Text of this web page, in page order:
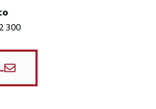
300